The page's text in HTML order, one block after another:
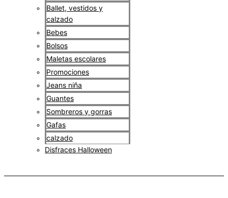
Ballet, vestidos y
calzado
Bebes
Bolsos
Maletas escolares
Promociones
Jeans niña
Guantes
Sombreros y gorras
Gafas
calzado
Disfraces Halloween